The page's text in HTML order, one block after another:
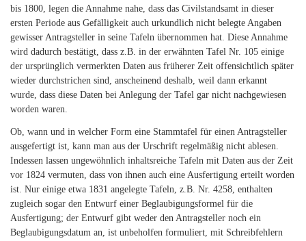
bis 1800, legen die Annahme nahe, dass das Civilstandsamt in dieser
ersten Periode aus Gefälligkeit auch urkundlich nicht belegte Angaben
gewisser Antragsteller in seine Tafeln übernommen hat. Diese Annahme
wird dadurch bestätigt, dass z.B. in der erwähnten Tafel Nr. 105 einige
der ursprünglich vermerkten Daten aus früherer Zeit offensichtlich später
wieder durchstrichen sind, anscheinend deshalb, weil dann erkannt
wurde, dass diese Daten bei Anlegung der Tafel gar nicht nachgewiesen
worden waren.
Ob, wann und in welcher Form eine Stammtafel für einen Antragsteller
ausgefertigt ist, kann man aus der Urschrift regelmäßig nicht ablesen.
Indessen lassen ungewöhnlich inhaltsreiche Tafeln mit Daten aus der Zeit
vor 1824 vermuten, dass von ihnen auch eine Ausfertigung erteilt worden
ist. Nur einige etwa 1831 angelegte Tafeln, z.B. Nr. 4258, enthalten
zugleich sogar den Entwurf einer Beglaubigungsformel für die
Ausfertigung; der Entwurf gibt weder den Antragsteller noch ein
Beglaubigungsdatum an, ist unbeholfen formuliert, mit Schreibfehlern